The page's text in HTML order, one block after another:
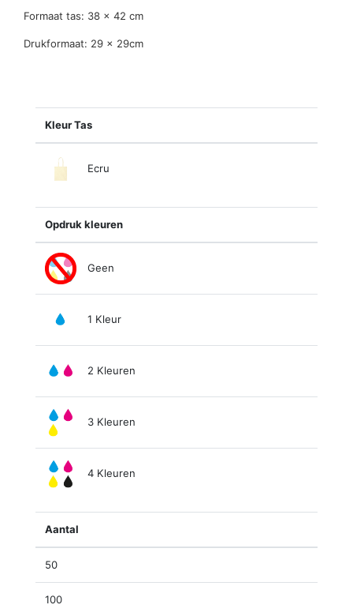
Formaat tas: 38 x 42 cm
Drukformaat: 29 x 29cm
Kleur Tas
Ecru
Opdruk kleuren
Geen
1 Kleur
2 Kleuren
3 Kleuren
4 Kleuren
Aantal
50
100